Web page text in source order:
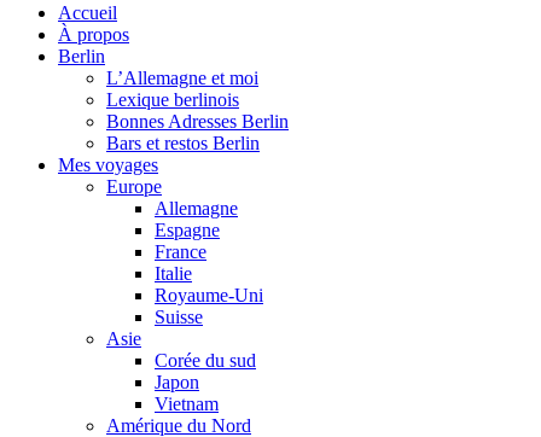
Accueil
À propos
Berlin
L’Allemagne et moi
Lexique berlinois
Bonnes Adresses Berlin
Bars et restos Berlin
Mes voyages
Europe
Allemagne
Espagne
France
Italie
Royaume-Uni
Suisse
Asie
Corée du sud
Japon
Vietnam
Amérique du Nord